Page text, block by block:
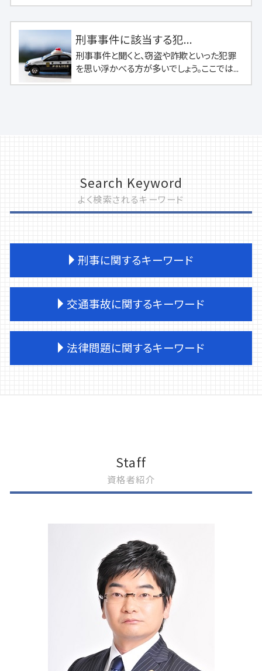
刑事事件に該当する犯...
刑事事件と聞くと、窃盗や詐欺といった犯罪
を思い浮かべる方が多いでしょう。ここでは...
Search Keyword
よく検索されるキーワード
刑事に関するキーワード
刑事事件 時効
刑事事件 被害者側 弁護士
刑事事件 逮捕 種類
刑事事件 示談しない
刑事事件 示談 弁護士
刑事事件 捜査 流れ
刑事事件 探偵
刑事事件 示談書
刑事事件 損害賠償
交通事故に関するキーワード
交通事故 過失割合 自己負担
交通事故 後遺症
交通事故 労災 デメリット
交通事故 被害者請求
交通事故 弁護士基準
交通事故 休業損害
交通事故 後遺症認定
交通事故 弁護士特約
交通事故 物件事故とは
交通事故 被害者 たちが悪い
交通事故 損害賠償
物損事故 人身事故
法律問題に関するキーワード
民事再生手続 破産手続 違い
遺産分割 成年後見人
離婚 父親 親権
離婚 必要な手続き
企業法務 株主総会
企業法務 弁護士
企業法務 契約書
Staff
資格者紹介